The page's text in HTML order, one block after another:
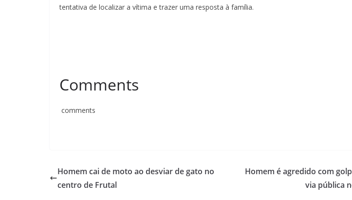
tentativa de localizar a vítima e trazer uma resposta à família.
Comments
comments
Homem cai de moto ao desviar de gato no
centro de Frutal
Homem é agredido com
via pública